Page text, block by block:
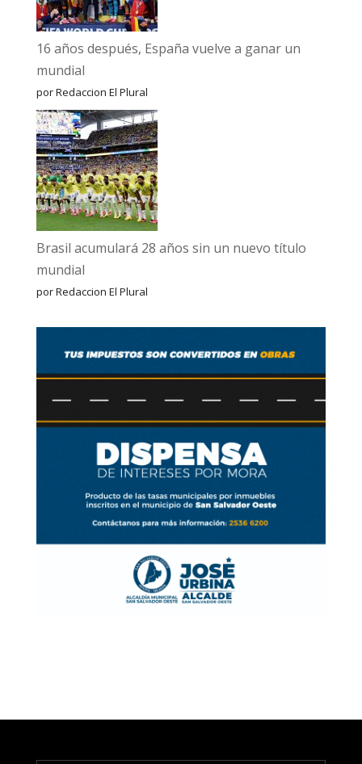
16 años después, España vuelve a ganar un
mundial
por Redaccion El Plural
Brasil acumulará 28 años sin un nuevo título
mundial
por Redaccion El Plural